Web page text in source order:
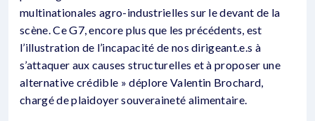
multinationales agro-industrielles sur le devant de la
scène. Ce G7, encore plus que les précédents, est
l’illustration de l’incapacité de nos dirigeant.e.s à
s’attaquer aux causes structurelles et à proposer une
alternative crédible » déplore Valentin Brochard,
chargé de plaidoyer souveraineté alimentaire.